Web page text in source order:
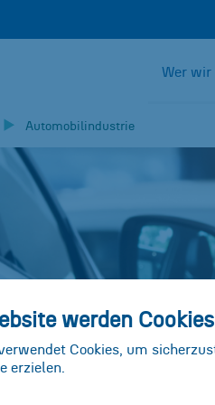
werden
Cookies, um
erzielen.
Wer wir
Automobilindustrie